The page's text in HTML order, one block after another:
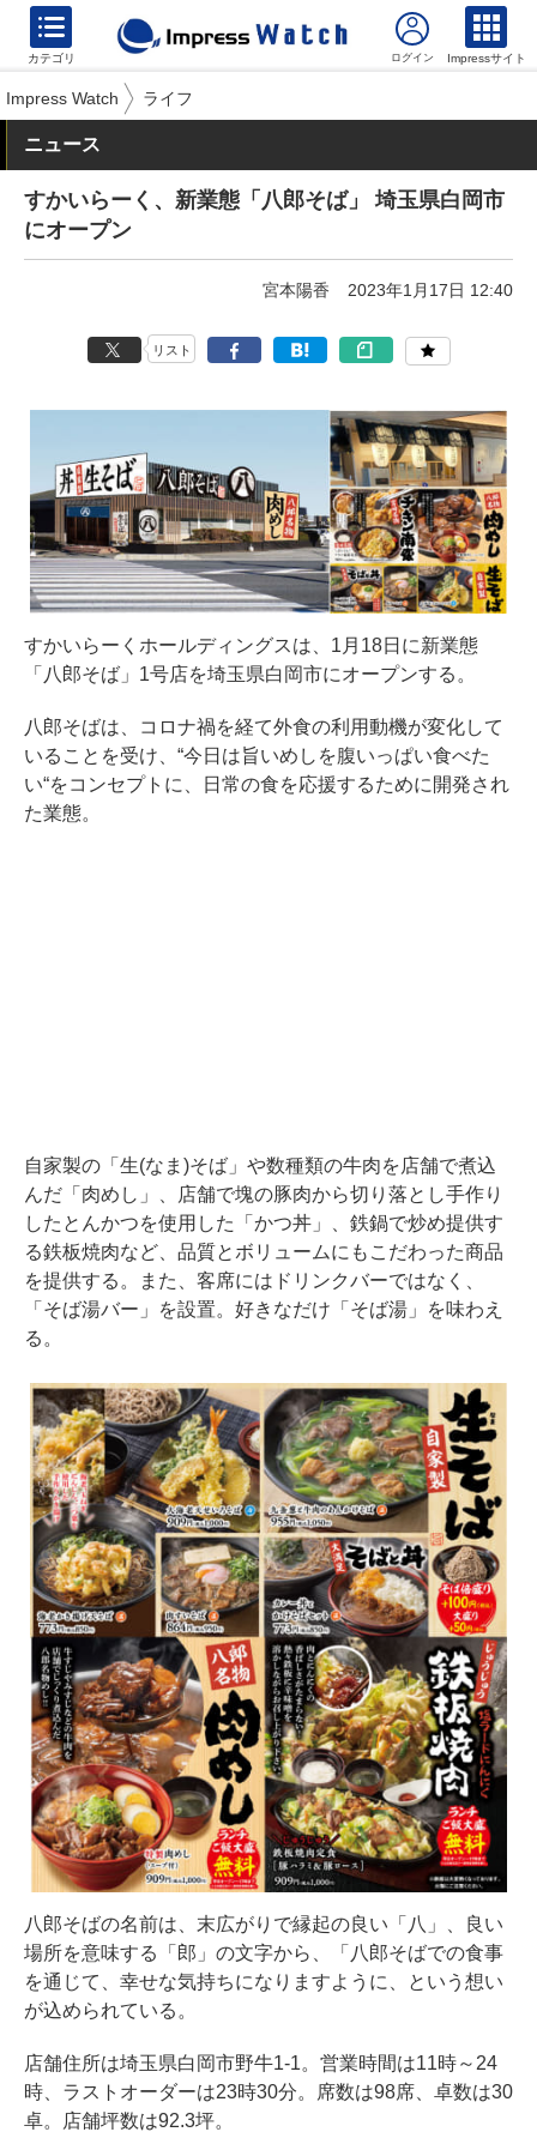
カテゴリ Impressサイト
Impress Watch ライフ
ニュース
すかいらーく、新業態「八郎そば」 埼玉県白岡市
にオープン
宮本陽香 2023年1月17日 12:40
リスト
すかいらーくホールディングスは、1月18日に新業態
「八郎そば」1号店を埼玉県白岡市にオープンする。
八郎そばは、コロナ禍を経て外食の利用動機が変化して
いることを受け、“今日は旨いめしを腹いっぱい食べた
い“をコンセプトに、日常の食を応援するために開発され
た業態。
自家製の「生(なま)そば」や数種類の牛肉を店舗で煮込
んだ「肉めし」、店舗で塊の豚肉から切り落とし手作り
したとんかつを使用した「かつ丼」、鉄鍋で炒め提供す
る鉄板焼肉など、品質とボリュームにもこだわった商品
を提供する。また、客席にはドリンクバーではなく、
「そば湯バー」を設置。好きなだけ「そば湯」を味わえ
る。
八郎そばの名前は、末広がりで縁起の良い「八」、良い
場所を意味する「郎」の文字から、「八郎そばでの食事
を通じて、幸せな気持ちになりますように、という想い
が込められている。
店舗住所は埼玉県白岡市野牛1-1。営業時間は11時～24
時、ラストオーダーは23時30分。席数は98席、卓数は30
卓。店舗坪数は92.3坪。